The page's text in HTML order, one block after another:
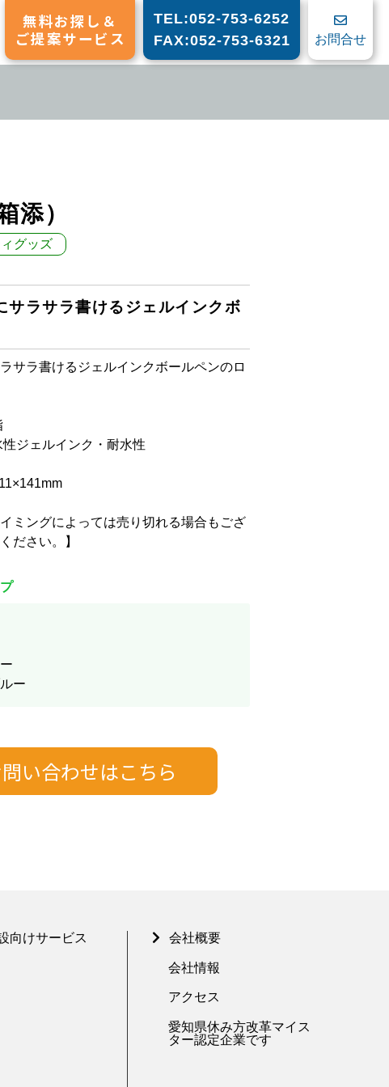
無料お探し＆
ご提案サービス
TEL:052-753-6252
FAX:052-753-6321
お問合せ
添）
グッズ
サラサラ書けるジェルインクボ
サラ書けるジェルインクボールペンのロ
ジェルインク・耐水性
ミングによっては売り切れる場合もござ
ださい。】
ー
向けサービス 会社概要
会社情報
アクセス
愛知県休み方改革マイス
ター認定企業です